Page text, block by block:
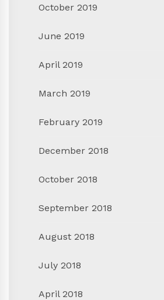
October 2019
June 2019
April 2019
March 2019
February 2019
December 2018
October 2018
September 2018
August 2018
July 2018
April 2018